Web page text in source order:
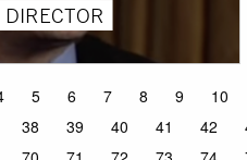
5 6 7 8 9 10
38 39 40 41 42